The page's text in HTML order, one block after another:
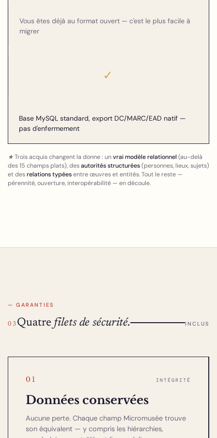
Vous êtes déjà au format ouvert — c'est le plus facile à
migrer
✓
Base MySQL standard, export DC/MARC/EAD natif —
pas d'enfermement
★ Trois acquis changent la donne : unvrai modèle relationnel(au-delà
des 15 champs plats), desautorités structurées(personnes, lieux, sujets)
et desrelations typéesentre œuvres et entités. Tout le reste —
pérennité, ouverture, interopérabilité — en découle.
— GARANTIES
03 Quatre filets de sécurité. INCLUS
01 INTÉGRITÉ
Données conservées
Aucune perte. Chaque champ Micromusée trouve
son équivalent — y compris les hiérarchies,